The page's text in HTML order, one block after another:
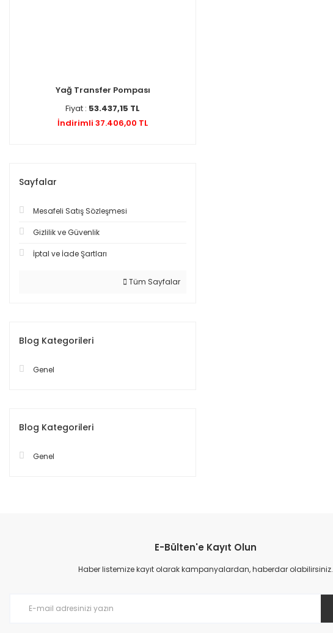
Yağ Transfer Pompası
Fiyat : 53.437,15 TL
İndirimli 37.406,00 TL
Sayfalar
Mesafeli Satış Sözleşmesi
Gizlilik ve Güvenlik
İptal ve İade Şartları
Tüm Sayfalar
Blog Kategorileri
Genel
Blog Kategorileri
Genel
E-Bülten'e Kayıt Olun
Haber listemize kayıt olarak kampanyalardan, haberdar olabilirsiniz.